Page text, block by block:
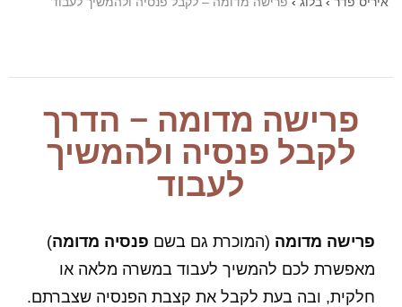
פרישה מדומה – הדרך
לקבל פנסיה ולהמשיך
לעבוד
פרישה מדומה (המוכרת גם בשם פנסיה מדומה)
מאפשרת לכם להמשיך לעבוד במשרה מלאה או
חלקית, ובה בעת לקבל את קצבת הפנסיה שצברתם.